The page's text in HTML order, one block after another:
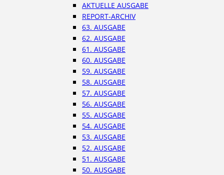
AKTUELLE AUSGABE
REPORT-ARCHIV
63. AUSGABE
62. AUSGABE
61. AUSGABE
60. AUSGABE
59. AUSGABE
58. AUSGABE
57. AUSGABE
56. AUSGABE
55. AUSGABE
54. AUSGABE
53. AUSGABE
52. AUSGABE
51. AUSGABE
50. AUSGABE